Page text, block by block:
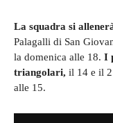
La squadra si
Palagalli di San
la domenica alle 18. I
triangolari, il 14 e il
alle 15.